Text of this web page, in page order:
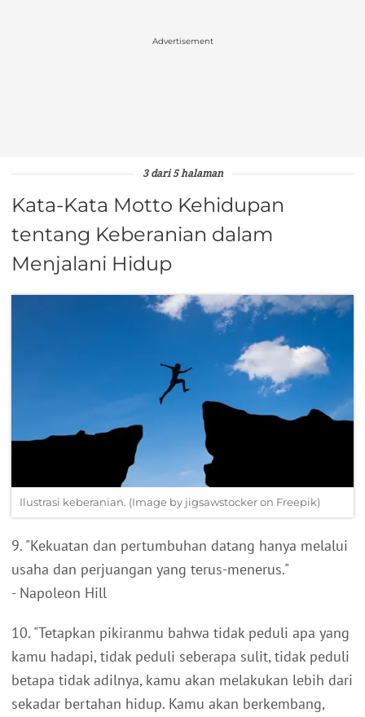
Advertisement
3 dari 5 halaman
Kata-Kata Motto Kehidupan
tentang Keberanian dalam
Menjalani Hidup
Ilustrasi keberanian. (Image by jigsawstocker on Freepik)
9. "Kekuatan dan pertumbuhan datang hanya melalui
usaha dan perjuangan yang terus-menerus."
- Napoleon Hill
10. "Tetapkan pikiranmu bahwa tidak peduli apa yang
kamu hadapi, tidak peduli seberapa sulit, tidak peduli
betapa tidak adilnya, kamu akan melakukan lebih dari
sekadar bertahan hidup. Kamu akan berkembang,